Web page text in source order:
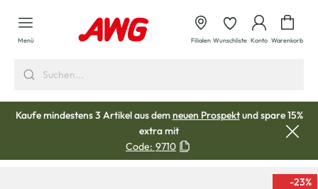
springen
Menü Filialen Wunschliste Konto Warenkorb
Kaufe mindestens 3 Artikel aus demneuen Prospektund spare 15%
extra mit
Code: 9710
-23%